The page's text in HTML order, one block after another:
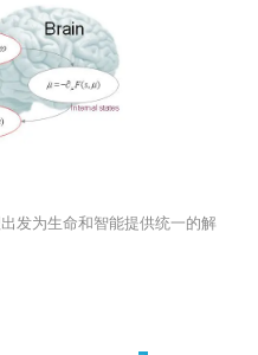
发为生命和智能提供统一的解